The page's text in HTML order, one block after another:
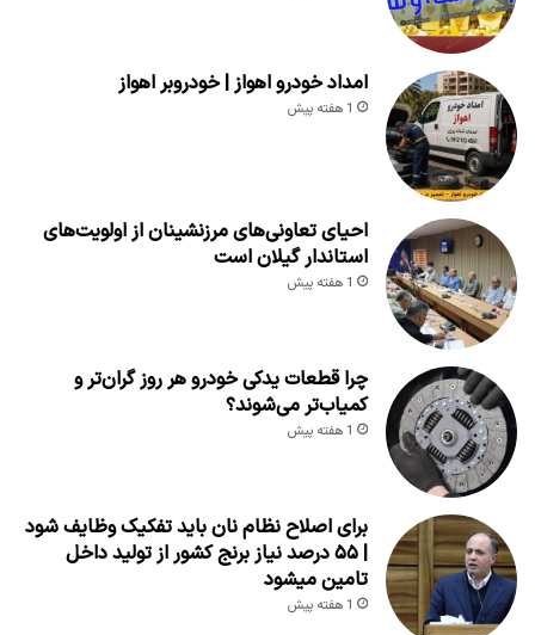
امداد خودرو اهواز | خودروبر اهواز
1 هفته پیش
احیای تعاونی‌های مرزنشینان از اولویت‌های
استاندار گیلان است
1 هفته پیش
چرا قطعات یدکی خودرو هر روز گران‌تر و
کمیاب‌تر می‌شوند؟
1 هفته پیش
برای اصلاح نظام نان باید تفکیک وظایف شود
| ۵۵ درصد نیاز برنج کشور از تولید داخل
تامین میشود
1 هفته پیش